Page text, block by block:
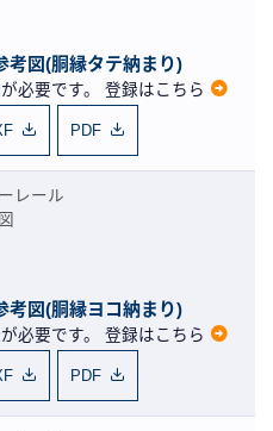
考図(胴縁タテ納まり)
必要です。登録はこちら
PDF
レール
考図(胴縁ヨコ納まり)
必要です。登録はこちら
PDF